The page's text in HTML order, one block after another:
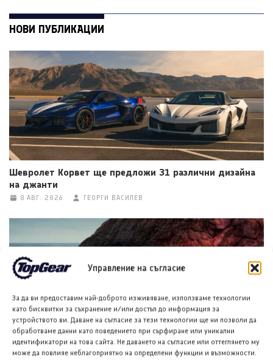
Управление на съгласие
За да ви предоставим най-доброто изживяване, използваме технологии
като бисквитки за съхранение и/или достъп до информация за
устройството ви. Даване на съгласие за тези технологии ще ни позволи да
обработваме данни като поведението при сърфиране или уникални
идентификатори на това сайта. Не даването на съгласие или оттеглянето му
може да повлияе неблагоприятно на определени функции и възможности.
НОВИ ПУБЛИКАЦИИ
Шевролет Корвет ще предложи 31 различни дизайна
на джанти
8 АВГ. 2026 ГЕОРГИ ВАСИЛЕВ
Луксийд RX: Новият китайски кросоувър с 585 к.с. и
облик, вдъхновен от Ферари